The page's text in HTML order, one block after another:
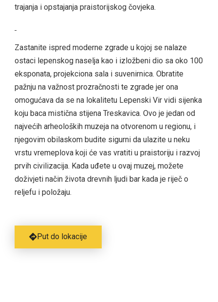
trajanja i opstajanja praistorijskog čovjeka.
Zastanite ispred moderne zgrade u kojoj se nalaze
ostaci lepenskog naselja kao i izložbeni dio sa oko 100
eksponata, projekciona sala i suvenirnica. Obratite
pažnju na važnost prozračnosti te zgrade jer ona
omogućava da se na lokalitetu Lepenski Vir vidi sijenka
koju baca mistična stijena Treskavica. Ovo je jedan od
najvećih arheoloških muzeja na otvorenom u regionu, i
njegovim obilaskom budite sigurni da ulazite u neku
vrstu vremeplova koji će vas vratiti u praistoriju i razvoj
prvih civilizacija. Kada uđete u ovaj muzej, možete
doživjeti način života drevnih ljudi bar kada je riječ o
reljefu i položaju.
Put do lokacije